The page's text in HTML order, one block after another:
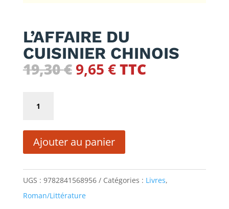
L’AFFAIRE DU
CUISINIER CHINOIS
19,30€ Le
19,30 €.
9,65 €Le
9,65 €.
TTC
L'AFFAIRE
DU
CHINOIS
Ajouter au panier
UGS : 9782841568956 Catégories : Livres,
Roman/Littérature